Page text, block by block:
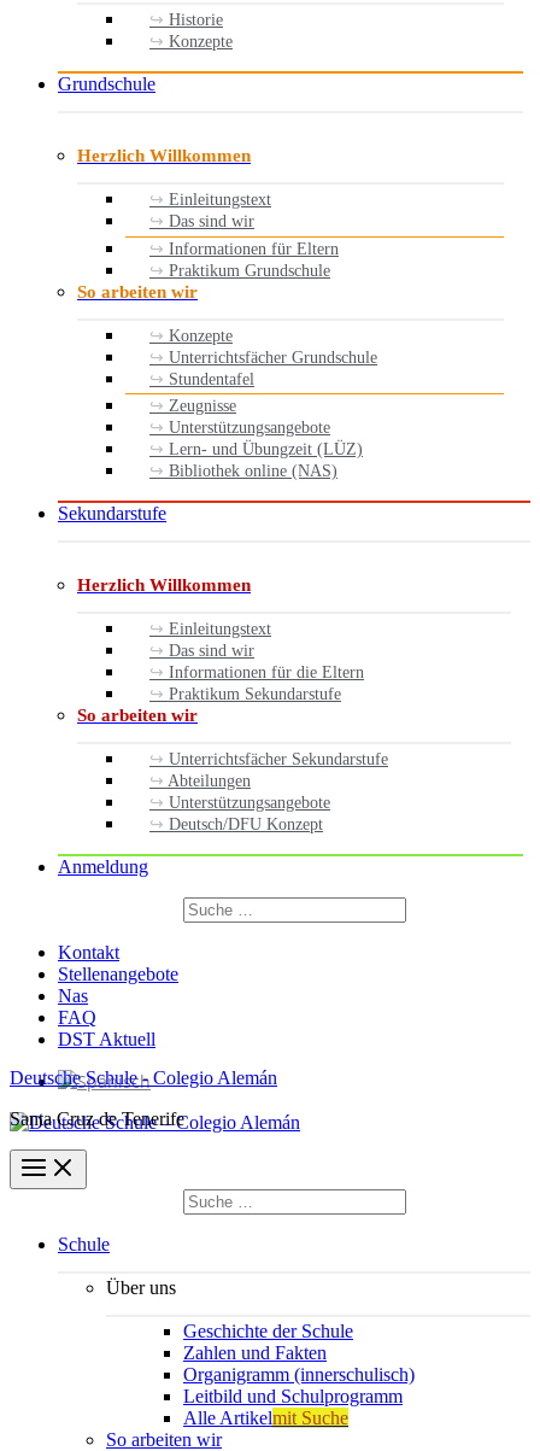
Historie
Konzepte
Grundschule
Herzlich Willkommen
Einleitungstext
Das sind wir
Informationen für Eltern
Praktikum Grundschule
So arbeiten wir
Konzepte
Unterrichtsfächer Grundschule
Stundentafel
Zeugnisse
Unterstützungsangebote
Lern- und Übungzeit (LÜZ)
Bibliothek online (NAS)
Sekundarstufe
Herzlich Willkommen
Einleitungstext
Das sind wir
Informationen für die Eltern
Praktikum Sekundarstufe
So arbeiten wir
Unterrichtsfächer Sekundarstufe
Abteilungen
Unterstützungsangebote
Deutsch/DFU Konzept
Anmeldung
Suchen
nach:
Kontakt
Stellenangebote
Nas
FAQ
DST Aktuell
Deutsche Schule - Colegio Alemán
Santa Cruz de Tenerife
Suchen
nach:
Schule
Über uns
Geschichte der Schule
Zahlen und Fakten
Organigramm (innerschulisch)
Leitbild und Schulprogramm
Alle Artikelmit Suche
So arbeiten wir